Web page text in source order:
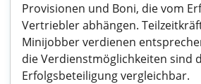
Provisionen und Boni, die vom
Vertriebler abhängen.
Minijobber verdienen
die Verdienstmöglichkeiten sind
Erfolgsbeteiligung vergleichbar.